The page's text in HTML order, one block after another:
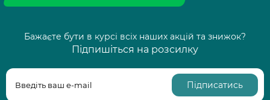
Бажаєте бути в курсі всіх наших акцій та знижок?
Підпишіться на розсилку
Підписатись